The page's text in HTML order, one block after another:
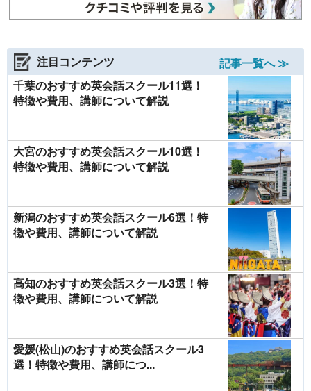
注目コンテンツ
記事一覧へ ≫
千葉のおすすめ英会話スクール11選！
特徴や費用、講師について解説
大宮のおすすめ英会話スクール10選！
特徴や費用、講師について解説
新潟のおすすめ英会話スクール6選！特
徴や費用、講師について解説
高知のおすすめ英会話スクール3選！特
徴や費用、講師について解説
愛媛(松山)のおすすめ英会話スクール3
選！特徴や費用、講師につ...